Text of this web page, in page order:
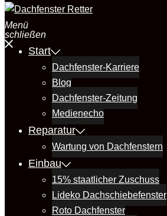
Menü
schließen
Start
Dachfenster-Karriere
Blog
Dachfenster-Zeitung
Medienecho
Reparatur
Wartung von Dachfenstern
Einbau
15% staatlicher Zuschuss
Lideko Dachschiebefenster
Roto Dachfenster